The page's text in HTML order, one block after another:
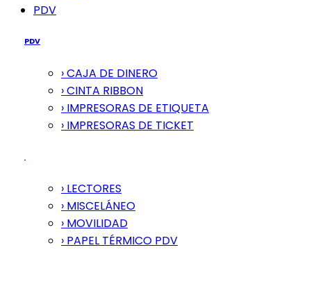
PDV
PDV
› CAJA DE DINERO
› CINTA RIBBON
› IMPRESORAS DE ETIQUETA
› IMPRESORAS DE TICKET
› LECTORES
› MISCELÁNEO
› MOVILIDAD
› PAPEL TÉRMICO PDV